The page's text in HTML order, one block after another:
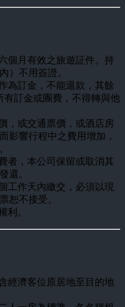
個月有效之旅遊証件。持
）不用簽證。
為訂金，不能退款，其餘
有訂金或團費，不得轉與他
，或交通票價，或酒店房
影響行程中之費用增加，
者，本公司保留或取消其
還。
工作天內繳交，必須以現
恕不接受。
利。
經濟客位原居地至目的地